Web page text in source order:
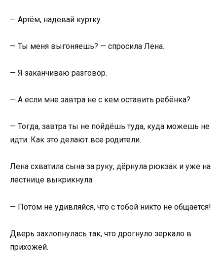
— Артём, надевай куртку.
— Ты меня выгоняешь? — спросила Лена.
— Я заканчиваю разговор.
— А если мне завтра не с кем оставить ребёнка?
— Тогда, завтра ты не пойдёшь туда, куда можешь не
идти. Как это делают все родители.
Лена схватила сына за руку, дёрнула рюкзак и уже на
лестнице выкрикнула:
— Потом не удивляйся, что с тобой никто не общается!
Дверь захлопнулась так, что дрогнуло зеркало в
прихожей.